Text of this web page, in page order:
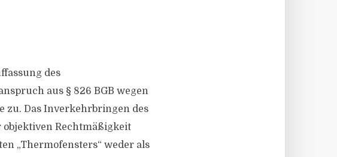
des
aus § 826 BGB wegen
zu. Das Inverkehrbringen des
objektiven Rechtmäßigkeit
„Thermofensters“ weder als